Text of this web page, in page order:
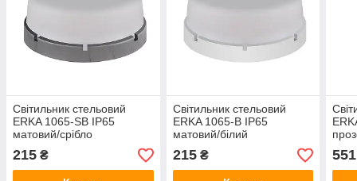
Світильник стельовий
ERKA 1065-SB IP65
матовий/срібло
215 ₴
Світильник стельовий
ERKA 1065-B IP65
матовий/білий
215₴
руху
551